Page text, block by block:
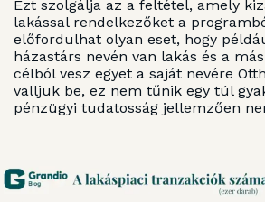
Ezt szolgálja az a feltétel, amely
lakással rendelkezőket a
előfordulhat olyan eset, hogy
házastárs nevén van lakás és a
célból vesz egyet a saját nevére
valljuk be, ez nem tűnik egy túl
pénzügyi tudatosság jellemzően